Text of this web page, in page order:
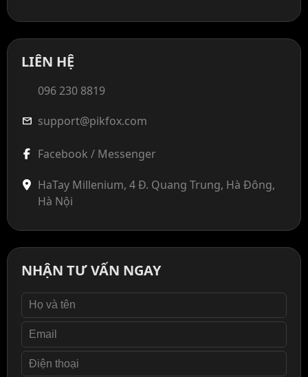
LIÊN HỆ
096 230 8819
mail support@pikfox.com
Facebook / Messenger
HaTay Millenium, 4 Đ. Quang Trung, Hà Đông,
Hà Nội
NHẬN TƯ VẤN NGAY